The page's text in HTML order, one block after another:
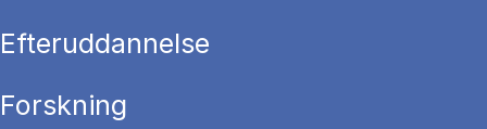
Efteruddannelse
Forskning